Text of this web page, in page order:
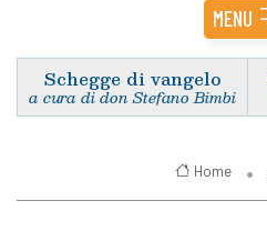
MENU
Schegge di vangelo
a cura di don Stefano Bimbi
Home